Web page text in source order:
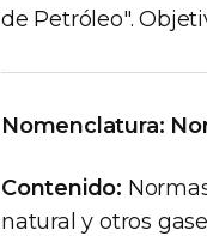
de Petróleo".
Nomenclatura:
Contenido:
natural y otros